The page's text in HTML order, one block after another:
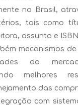
no Brasil,
tais como
assunto e
mecanismos
do
melhores
das
com